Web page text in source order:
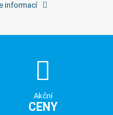
informací
Akční
CENY